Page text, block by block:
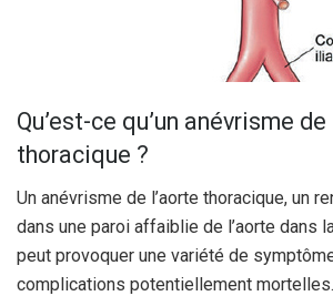
Qu’est-ce qu’un anévrisme de
thoracique ?
Un anévrisme de l’aorte thoracique, un
dans une paroi affaiblie de l’aorte dans
peut provoquer une variété de
complications potentiellement